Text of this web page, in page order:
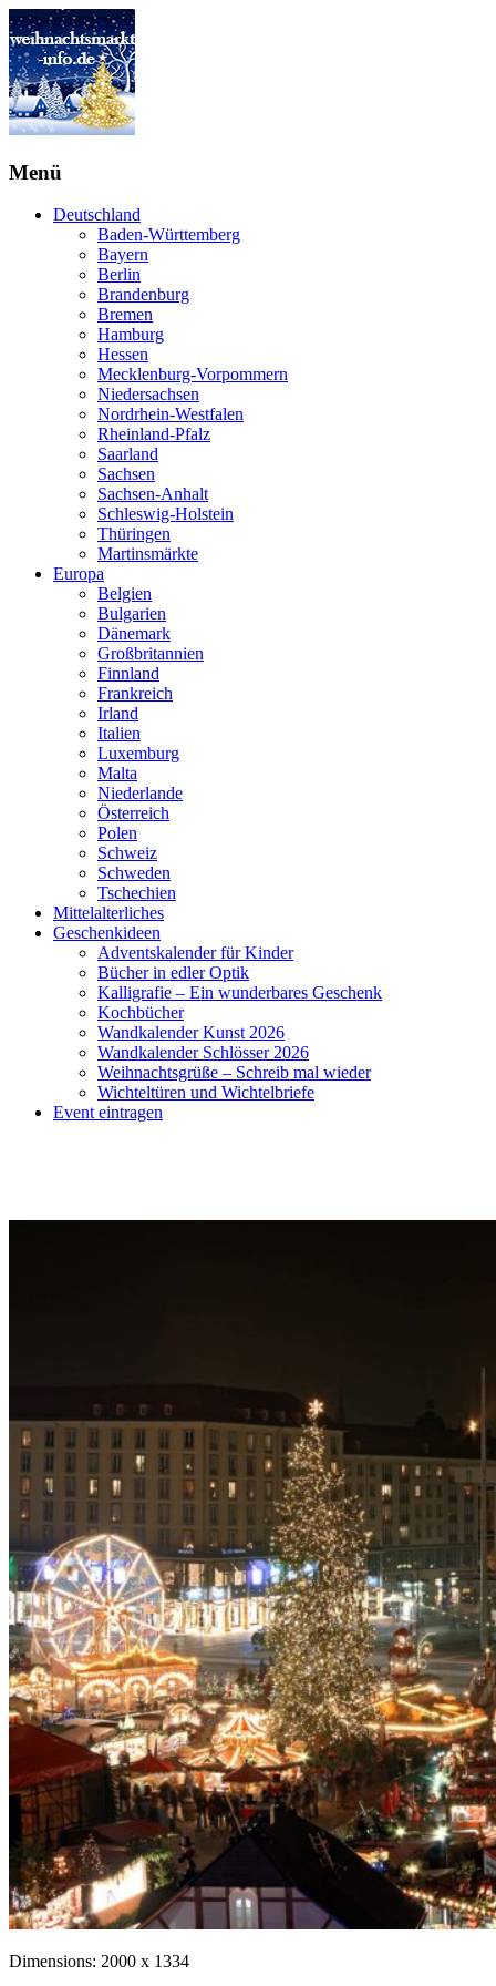
Menü
Deutschland
Baden-Württemberg
Bayern
Berlin
Brandenburg
Bremen
Hamburg
Hessen
Mecklenburg-Vorpommern
Niedersachsen
Nordrhein-Westfalen
Rheinland-Pfalz
Saarland
Sachsen
Sachsen-Anhalt
Schleswig-Holstein
Thüringen
Martinsmärkte
Europa
Belgien
Bulgarien
Dänemark
Großbritannien
Finnland
Frankreich
Irland
Italien
Luxemburg
Malta
Niederlande
Österreich
Polen
Schweiz
Schweden
Tschechien
Mittelalterliches
Geschenkideen
Adventskalender für Kinder
Bücher in edler Optik
Kalligrafie – Ein wunderbares Geschenk
Kochbücher
Wandkalender Kunst 2026
Wandkalender Schlösser 2026
Weihnachtsgrüße – Schreib mal wieder
Wichteltüren und Wichtelbriefe
Event eintragen
Dimensions: 2000 x 1334